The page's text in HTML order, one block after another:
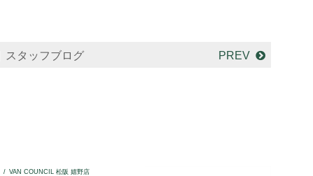
スタッフブログ PREV
VAN COUNCIL 松阪 嬉野店